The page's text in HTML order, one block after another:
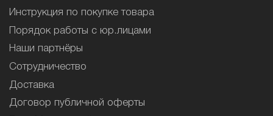
Инструкция по покупке товара
Порядок работы с юр.лицами
Наши партнёры
Сотрудничество
Доставка
Договор публичной оферты